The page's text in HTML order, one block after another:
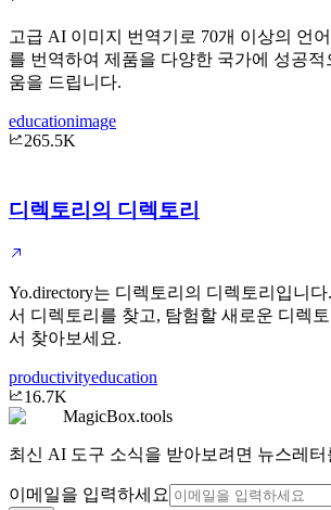
고급 AI 이미지 번역기로 70개 이상의 언
를 번역하여 제품을 다양한 국가에 성공적
움을 드립니다.
educationimage
265.5K
디렉토리의 디렉토리
Yo.directory는 디렉토리의 디렉토리입니
서 디렉토리를 찾고, 탐험할 새로운 디렉토
서 찾아보세요.
productivityeducation
16.7K
MagicBox.tools
최신 AI 도구 소식을 받아보려면 뉴스레터
이메일을 입력하세요